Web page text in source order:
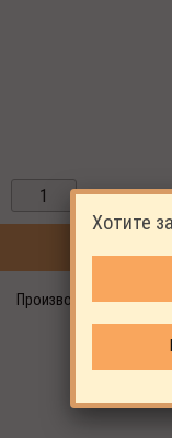
Производитель:
Хотите